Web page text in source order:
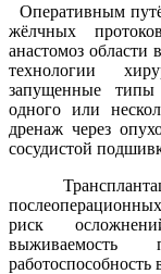
Оперативным
жёлчных
анастомоз
технологии
запущенные типы
одного или
дренаж через
сосудистой
риск